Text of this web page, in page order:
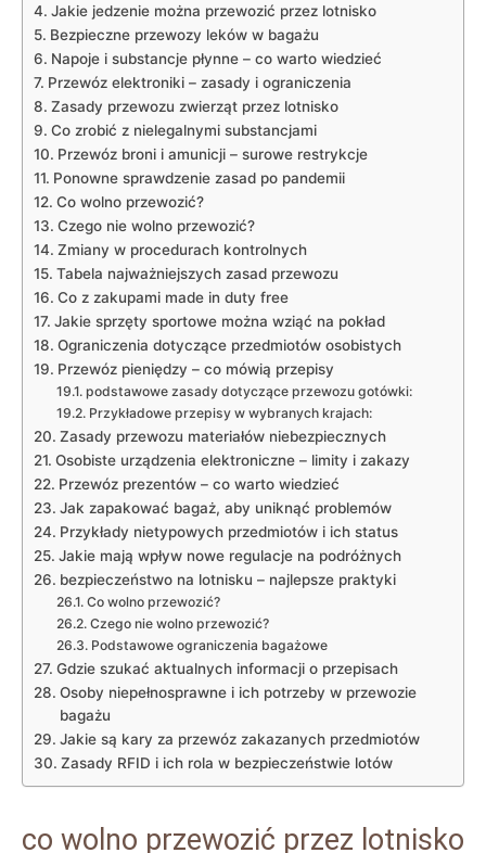
Jakie jedzenie można przewozić przez lotnisko
Bezpieczne przewozy leków w bagażu
Napoje i substancje płynne – co warto wiedzieć
Przewóz elektroniki – zasady i ograniczenia
Zasady przewozu zwierząt przez lotnisko
Co zrobić z nielegalnymi substancjami
Przewóz broni i amunicji – surowe restrykcje
Ponowne sprawdzenie zasad po pandemii
Co wolno przewozić?
Czego nie wolno przewozić?
Zmiany w procedurach kontrolnych
Tabela najważniejszych zasad przewozu
Co z zakupami made in duty free
Jakie sprzęty sportowe można wziąć na pokład
Ograniczenia dotyczące przedmiotów osobistych
Przewóz pieniędzy – co mówią przepisy
podstawowe zasady dotyczące przewozu gotówki:
Przykładowe przepisy w wybranych krajach:
Zasady przewozu materiałów niebezpiecznych
Osobiste urządzenia elektroniczne – limity i zakazy
Przewóz prezentów – co warto wiedzieć
Jak zapakować bagaż, aby uniknąć problemów
Przykłady nietypowych przedmiotów i ich status
Jakie mają wpływ nowe regulacje na podróżnych
bezpieczeństwo na lotnisku – najlepsze praktyki
Co wolno przewozić?
Czego nie wolno przewozić?
Podstawowe ograniczenia bagażowe
Gdzie szukać aktualnych informacji o przepisach
Osoby niepełnosprawne i ich potrzeby w przewozie
bagażu
Jakie są kary za przewóz zakazanych przedmiotów
Zasady RFID i ich rola w bezpieczeństwie lotów
co wolno przewozić przez lotnisko